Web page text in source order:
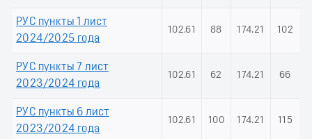
РУС пункты 1 лист
2024/2025 года
102.61 88 174.21 102
РУС пункты 7 лист
2023/2024 года
102.61 62 174.21 66
РУС пункты 6 лист
2023/2024 года
102.61 100 174.21 115